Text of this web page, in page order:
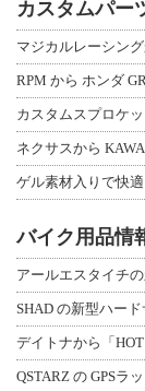
カスタムパー
ネクサスから
バイク用品情
SHAD の新型ハー
デイトナから「
QSTARZ の GPSラ